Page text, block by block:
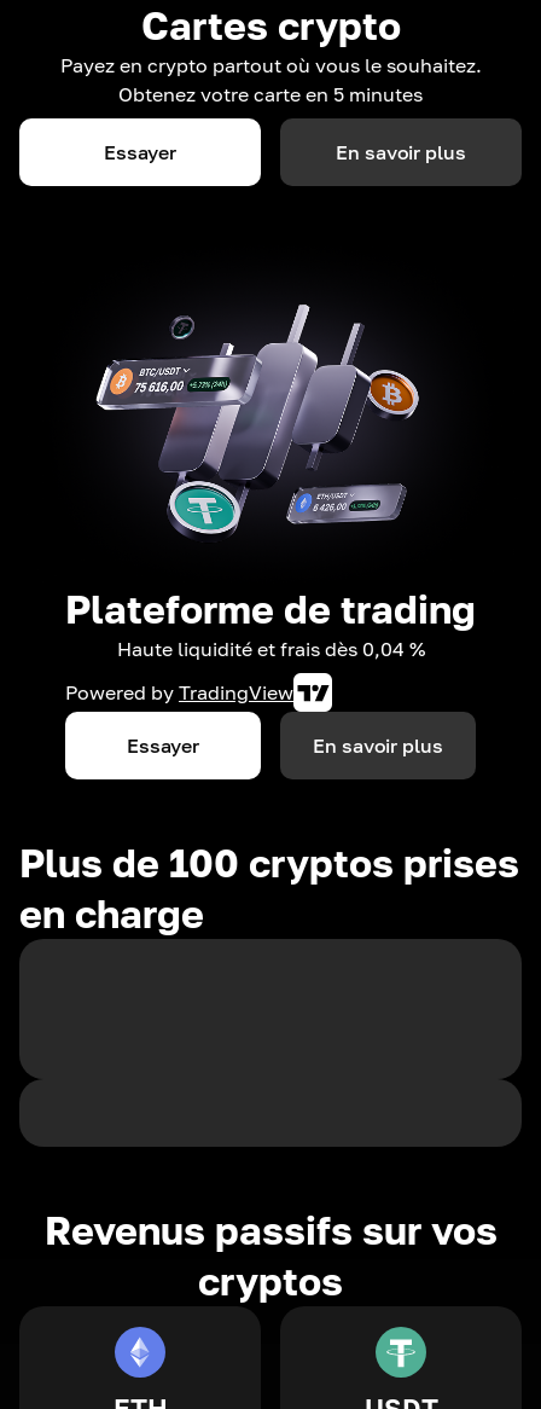
Cartes crypto
Payez en crypto partout où vous le souhaitez.
Obtenez votre carte en 5 minutes
Essayer En savoir plus
Plateforme de trading
Haute liquidité et frais dès 0,04 %
Powered by TradingView
Essayer En savoir plus
Plus de 100 cryptos prises
en charge
Revenus passifs sur vos
cryptos